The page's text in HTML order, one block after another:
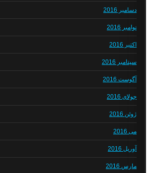
دسامبر 2016
نوامبر 2016
اکتبر 2016
سپتامبر 2016
آگوست 2016
جولای 2016
ژوئن 2016
می 2016
آوریل 2016
مارس 2016